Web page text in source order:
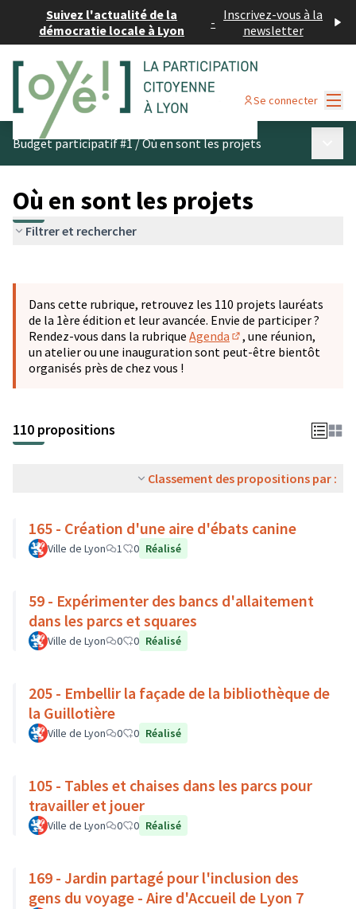
Suivez l'actualité de la
démocratie locale à Lyon
- Inscrivez-vous à la
newsletter
Se connecter
Budget participatif #1/Où en sont les projets
Où en sont les projets
Filtrer et rechercher
−
Dans cette rubrique, retrouvez les 110 projets lauréats
de la 1ère édition et leur avancée. Envie de participer ?
Rendez-vous dans la rubrique Agenda
(S'ouvre dans un
, une réunion,
un atelier ou une inauguration sont peut-être bientôt
organisés près de chez vous !
110 propositions
Classement des propositions par :
165 - Création d'une aire d'ébats canine
Ville de Lyon 1 0 Réalisé
59 - Expérimenter des bancs d'allaitement
dans les parcs et squares
Ville de Lyon 0 0 Réalisé
205 - Embellir la façade de la bibliothèque de
la Guillotière
Ville de Lyon 0 0 Réalisé
105 - Tables et chaises dans les parcs pour
travailler et jouer
Ville de Lyon 0 0 Réalisé
169 - Jardin partagé pour l'inclusion des
gens du voyage - Aire d'Accueil de Lyon 7